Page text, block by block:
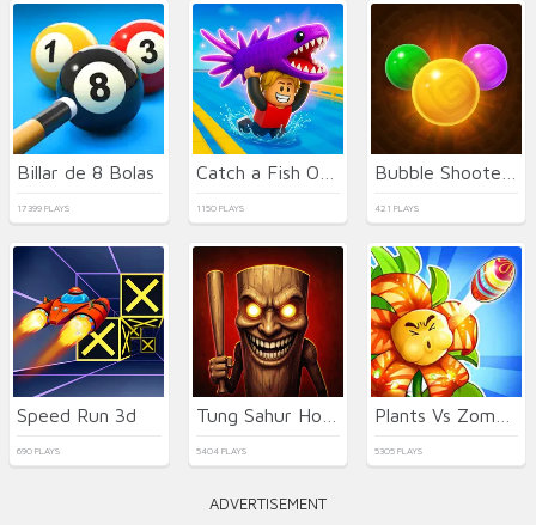
Billar de 8 Bolas
17399 PLAYS 1150 PLAYS 421 PLAYS
Speed Run 3d
690 PLAYS 5404 PLAYS 5305 PLAYS
ADVERTISEMENT